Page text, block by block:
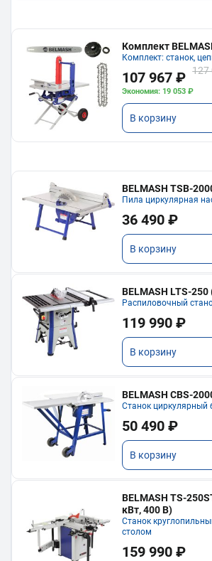
Комплект
Комплект: станок,
107 967 ₽ 127
Экономия: 19 053 ₽
В корзину
BELMASH TSB-
Пила циркулярная
36 490 ₽
В корзину
BELMASH LTS-
Распиловочный
119 990 ₽
В корзину
BELMASH CBS-
Станок циркулярный
50 490 ₽
В корзину
BELMASH TS-
кВт, 400 В)
Станок
столом
159 990 ₽